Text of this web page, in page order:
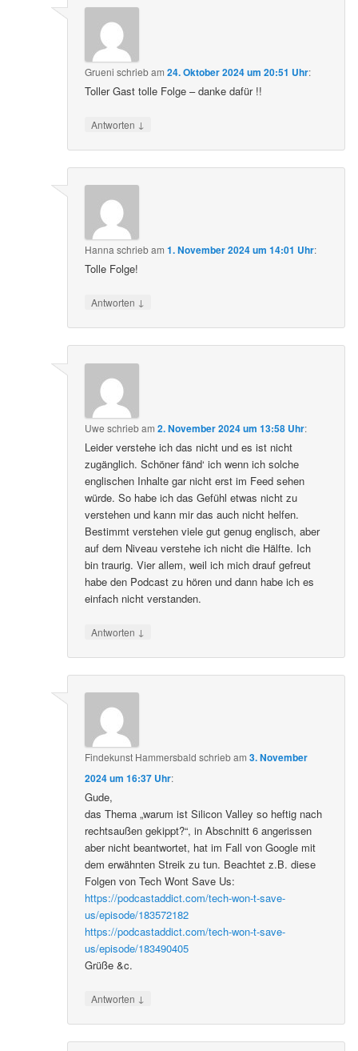
Grueni schriebam24. Oktober 2024 um 20:51 Uhr:
Toller Gast tolle Folge – danke dafür !!
Antworten ↓
Hanna schriebam1. November 2024 um 14:01 Uhr:
Tolle Folge!
Antworten ↓
Uwe schriebam2. November 2024 um 13:58 Uhr:
Leider verstehe ich das nicht und es ist nicht
zugänglich. Schöner fänd‘ ich wenn ich solche
englischen Inhalte gar nicht erst im Feed sehen
würde. So habe ich das Gefühl etwas nicht zu
verstehen und kann mir das auch nicht helfen.
Bestimmt verstehen viele gut genug englisch, aber
auf dem Niveau verstehe ich nicht die Hälfte. Ich
bin traurig. Vier allem, weil ich mich drauf gefreut
habe den Podcast zu hören und dann habe ich es
einfach nicht verstanden.
Antworten ↓
Findekunst Hammersbald schriebam3. November
2024 um 16:37 Uhr:
Gude,
das Thema „warum ist Silicon Valley so heftig nach
rechtsaußen gekippt?“, in Abschnitt 6 angerissen
aber nicht beantwortet, hat im Fall von Google mit
dem erwähnten Streik zu tun. Beachtet z.B. diese
Folgen von Tech Wont Save Us:
https://podcastaddict.com/tech-won-t-save-
us/episode/183572182
https://podcastaddict.com/tech-won-t-save-
us/episode/183490405
Grüße &c.
Antworten ↓